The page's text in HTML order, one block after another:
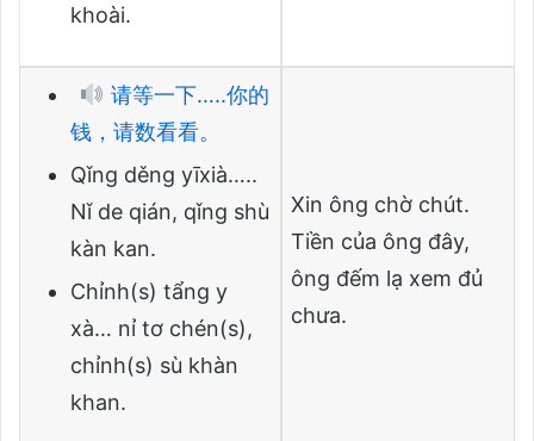
khoài.
请等一下…..你的
钱，请数看看。
Qǐng děng yīxià…..
Nǐ de qián, qǐng shù
kàn kan.
Chỉnh(s) tẩng y
xà… nỉ tơ chén(s),
chỉnh(s) sù khàn
khan.
Xin ông chờ chút.
Tiền của ông đây,
ông đếm lạ xem đủ
chưa.